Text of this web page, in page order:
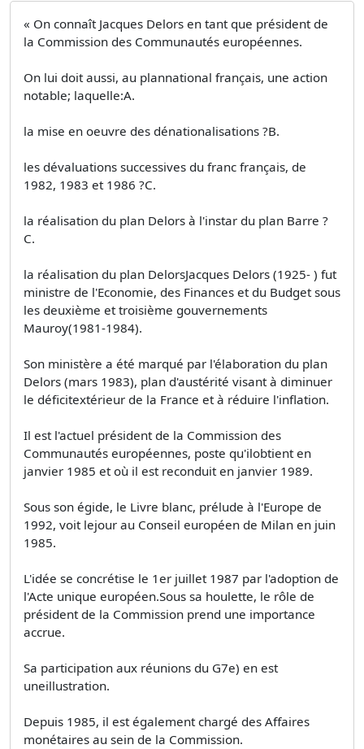
« On connaît Jacques Delors en tant que président de
la Commission des Communautés européennes.
On lui doit aussi, au plannational français, une action
notable; laquelle:A.
la mise en oeuvre des dénationalisations ?B.
les dévaluations successives du franc français, de
1982, 1983 et 1986 ?C.
la réalisation du plan Delors à l'instar du plan Barre ?
C.
la réalisation du plan DelorsJacques Delors (1925- ) fut
ministre de l'Economie, des Finances et du Budget sous
les deuxième et troisième gouvernements
Mauroy(1981-1984).
Son ministère a été marqué par l'élaboration du plan
Delors (mars 1983), plan d'austérité visant à diminuer
le déficitextérieur de la France et à réduire l'inflation.
Il est l'actuel président de la Commission des
Communautés européennes, poste qu'ilobtient en
janvier 1985 et où il est reconduit en janvier 1989.
Sous son égide, le Livre blanc, prélude à l'Europe de
1992, voit lejour au Conseil européen de Milan en juin
1985.
L'idée se concrétise le 1er juillet 1987 par l'adoption de
l'Acte unique européen.Sous sa houlette, le rôle de
président de la Commission prend une importance
accrue.
Sa participation aux réunions du G7e) en est
uneillustration.
Depuis 1985, il est également chargé des Affaires
monétaires au sein de la Commission.